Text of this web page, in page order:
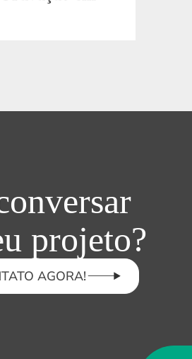
projeto?
AGORA!